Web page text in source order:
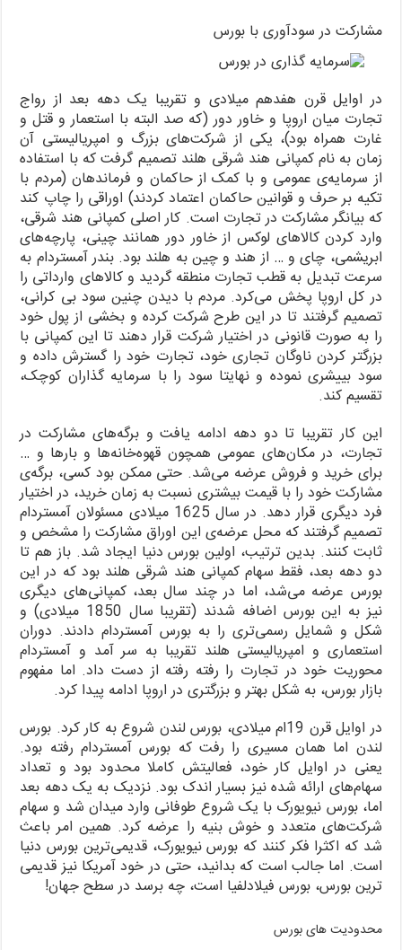
مشارکت در سودآوری با بورس
در اوایل قرن هفدهم میلادی و تقریبا یک دهه بعد از رواج
تجارت میان اروپا و خاور دور (که صد البته با استعمار و قتل و
غارت همراه بود)، یکی از شرکت‌های بزرگ و امپریالیستی آن
زمان به نام کمپانی هند شرقی هلند تصمیم گرفت که با استفاده
از سرمایه‌ی عمومی و با کمک از حاکمان و فرماندهان (مردم با
تکیه بر حرف و قوانین حاکمان اعتماد کردند) اوراقی را چاپ کند
که بیانگر مشارکت در تجارت است. کار اصلی کمپانی هند شرقی،
وارد کردن کالاهای لوکس از خاور دور همانند چینی، پارچه‌های
ابریشمی، چای و … از هند و چین به هلند بود. بندر آمستردام به
سرعت تبدیل به قطب تجارت منطقه گردید و کالاهای وارداتی را
در کل اروپا پخش می‌کرد. مردم با دیدن چنین سود بی کرانی،
تصمیم گرفتند تا در این طرح شرکت کرده و بخشی از پول خود
را به صورت قانونی در اختیار شرکت قرار دهند تا این کمپانی با
بزرگتر کردن ناوگان تجاری خود، تجارت خود را گسترش داده و
سود بییشری نموده و نهایتا سود را با سرمایه گذاران کوچک،
تقسیم کند.
این کار تقریبا تا دو دهه ادامه یافت و برگه‌های مشارکت در
تجارت، در مکان‌های عمومی همچون قهوه‌خانه‌ها و بارها و …
برای خرید و فروش عرضه می‌شد. حتی ممکن بود کسی، برگه‌ی
مشارکت خود را با قیمت بیشتری نسبت به زمان خرید، در اختیار
فرد دیگری قرار دهد. در سال 1625 میلادی مسئولان آمستردام
تصمیم گرفتند که محل عرضه‌ی این اوراق مشارکت را مشخص و
ثابت کنند. بدین ترتیب، اولین بورس دنیا ایجاد شد. باز هم تا
دو دهه بعد، فقط سهام کمپانی هند شرقی هلند بود که در این
بورس عرضه می‌شد، اما در چند سال بعد، کمپانی‌های دیگری
نیز به این بورس اضافه شدند (تقریبا سال 1850 میلادی) و
شکل و شمایل رسمی‌تری را به بورس آمستردام دادند. دوران
استعماری و امپریالیستی هلند تقریبا به سر آمد و آمستردام
محوریت خود در تجارت را رفته رفته از دست داد. اما مفهوم
بازار بورس، به شکل بهتر و بزرگتری در اروپا ادامه پیدا کرد.
در اوایل قرن 19ام میلادی، بورس لندن شروع به کار کرد. بورس
لندن اما همان مسیری را رفت که بورس آمستردام رفته بود.
یعنی در اوایل کار خود، فعالیتش کاملا محدود بود و تعداد
سهام‌های ارائه شده نیز بسیار اندک بود. نزدیک به یک دهه بعد
اما، بورس نیویورک با یک شروع طوفانی وارد میدان شد و سهام
شرکت‌های متعدد و خوش بنیه را عرضه کرد. همین امر باعث
شد که اکثرا فکر کنند که بورس نیویورک، قدیمی‌ترین بورس دنیا
است. اما جالب است که بدانید، حتی در خود آمریکا نیز قدیمی
ترین بورس، بورس فیلادلفیا است، چه برسد در سطح جهان!
محدودیت های بورس